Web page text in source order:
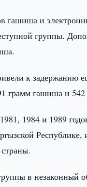
гашиша и
группы.
к задержанию
грамм гашиша и
1984 и 1989
в незаконный